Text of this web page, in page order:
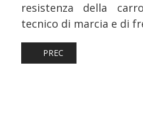
resistenza della
tecnico di marcia e di
ARTICOLO PRECEDENTE:
PREC